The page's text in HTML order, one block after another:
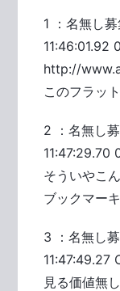
1 ：名無し
11:46:01.92 0
http://
このフラッ
2 ：名無し
11:47:29.70
そういやこ
ブックマー
3 ：名無し
11:47:49.27
見る価値無し